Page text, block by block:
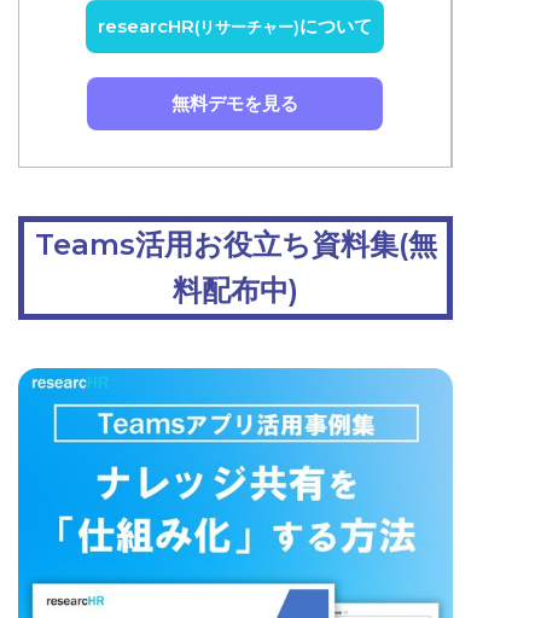
researcHR(リサーチャー)について
無料デモを見る
Teams活用お役立ち資料集(無
料配布中)